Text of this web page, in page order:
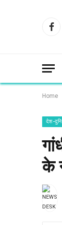
Home
देश-
के